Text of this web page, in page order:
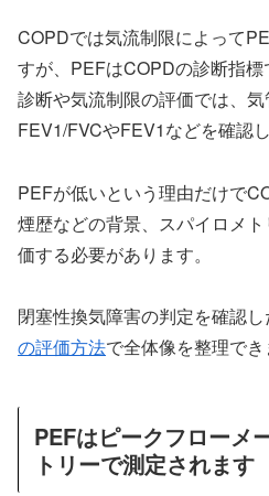
COPDでは気流制限によって
すが、PEFはCOPDの診断指
診断や気流制限の評価では、
FEV1/FVCやFEV1などを確認し
PEFが低いという理由だけで
煙歴などの背景、スパイロメ
価する必要があります。
閉塞性換気障害の判定を確認し
の評価方法で全体像を整理でき
PEFはピークフローメ
トリーで測定されます